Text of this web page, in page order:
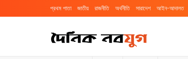
প্রথম পাতা জাতীয় রাজনীতি অর্থনীতি সারাদেশ আইন-আদালত